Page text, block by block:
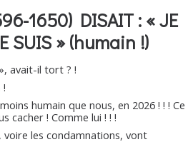
1650) DISAIT : « JE
SUIS » (humain !)
avait-il tort ? !
humain que nous, en 2026 ! ! ! Ce
cacher ! Comme lui ! ! !
les condamnations, vont